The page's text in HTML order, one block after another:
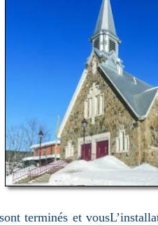
terminés et vous